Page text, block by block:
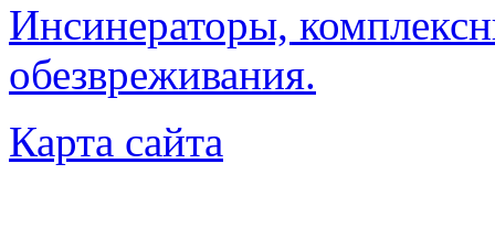
Инсинераторы,
обезвреживания.
Карта сайта